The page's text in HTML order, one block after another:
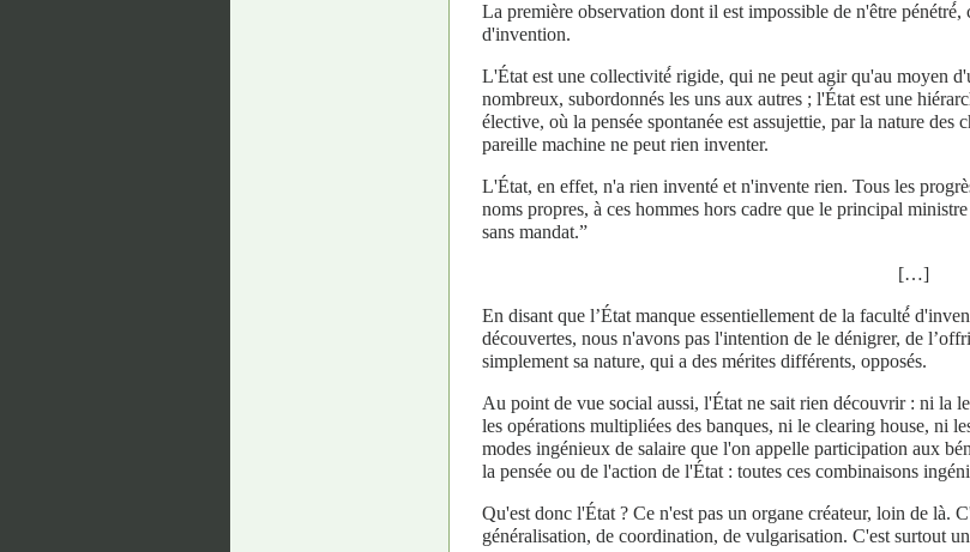
La première observation dont il est impossible de n'être
d'invention.
L'État est une collectivité́ rigide, qui ne peut agir qu'au moyen
nombreux, subordonnés les uns aux autres ; l'État est une
élective, où la pensée spontanée est assujettie, par la nature
pareille machine ne peut rien inventer.
L'État, en effet, n'a rien inventé et n'invente rien. Tous les
noms propres, à ces hommes hors cadre que le principal
sans mandat.”
[…]
En disant que l’État manque essentiellement de la faculté́
découvertes, nous n'avons pas l'intention de le dénigrer, de
simplement sa nature, qui a des mérites différents, opposés.
Au point de vue social aussi, l'État ne sait rien découvrir : ni la
les opérations multipliées des banques, ni le clearing house, ni
modes ingénieux de salaire que l'on appelle participation aux
la pensée ou de l'action de l'État : toutes ces combinaisons
Qu'est donc l'État ? Ce n'est pas un organe créateur, loin de là.
généralisation, de coordination, de vulgarisation. C'est surtout